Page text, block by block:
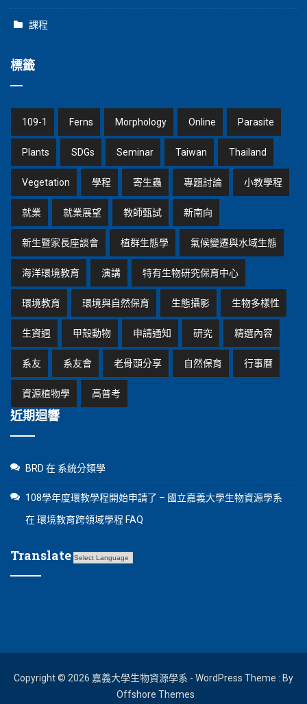
課程
標籤
109-1 Ferns Morphology Online Parasite
Plants SDGs Seminar Taiwan Thailand
Vegetation 學程 寄生蟲 專題討論 小教學程
就業 就業展望 教師甄試 新南向
新生暨家長座談會 植群生態學 氣候變遷與水域生態
海洋環境教育 演講 特有生物研究保育中心
環境教育 環境與自然保育 生態攝影 生物多樣性
生資週 甲殼動物 申請通知 研究 精選內容
系友 系友會 老骨頭分享 自然保育 行事曆
資源植物學 高普考
近期迴響
BRD 在 系統分類學
108學年度環教學程開始申請了 – 國立嘉義大學生物資源學系
在環境教育跨領域學程 FAQ
Translate
Copyright © 2026 嘉義大學生物資源學系 - WordPress Theme : By
Offshore Themes